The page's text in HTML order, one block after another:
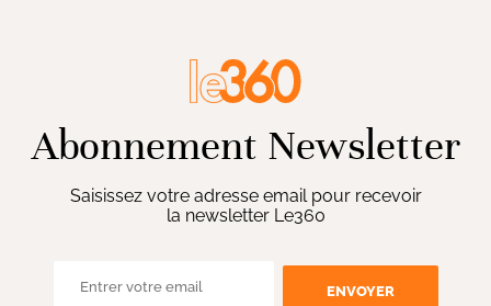
Abonnement Newsletter
Saisissez votre adresse email pour recevoir
la newsletter Le360
ENVOYER